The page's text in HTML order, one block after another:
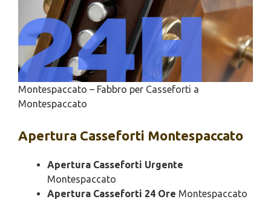
Montespaccato – Fabbro per Casseforti a
Montespaccato
Apertura Casseforti Montespaccato
Apertura Casseforti Urgente
Montespaccato
Apertura Casseforti 24 Ore Montespaccato